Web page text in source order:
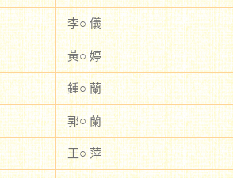
李○ 儀
黃○ 婷
鍾○ 蘭
郭○ 蘭
王○ 萍